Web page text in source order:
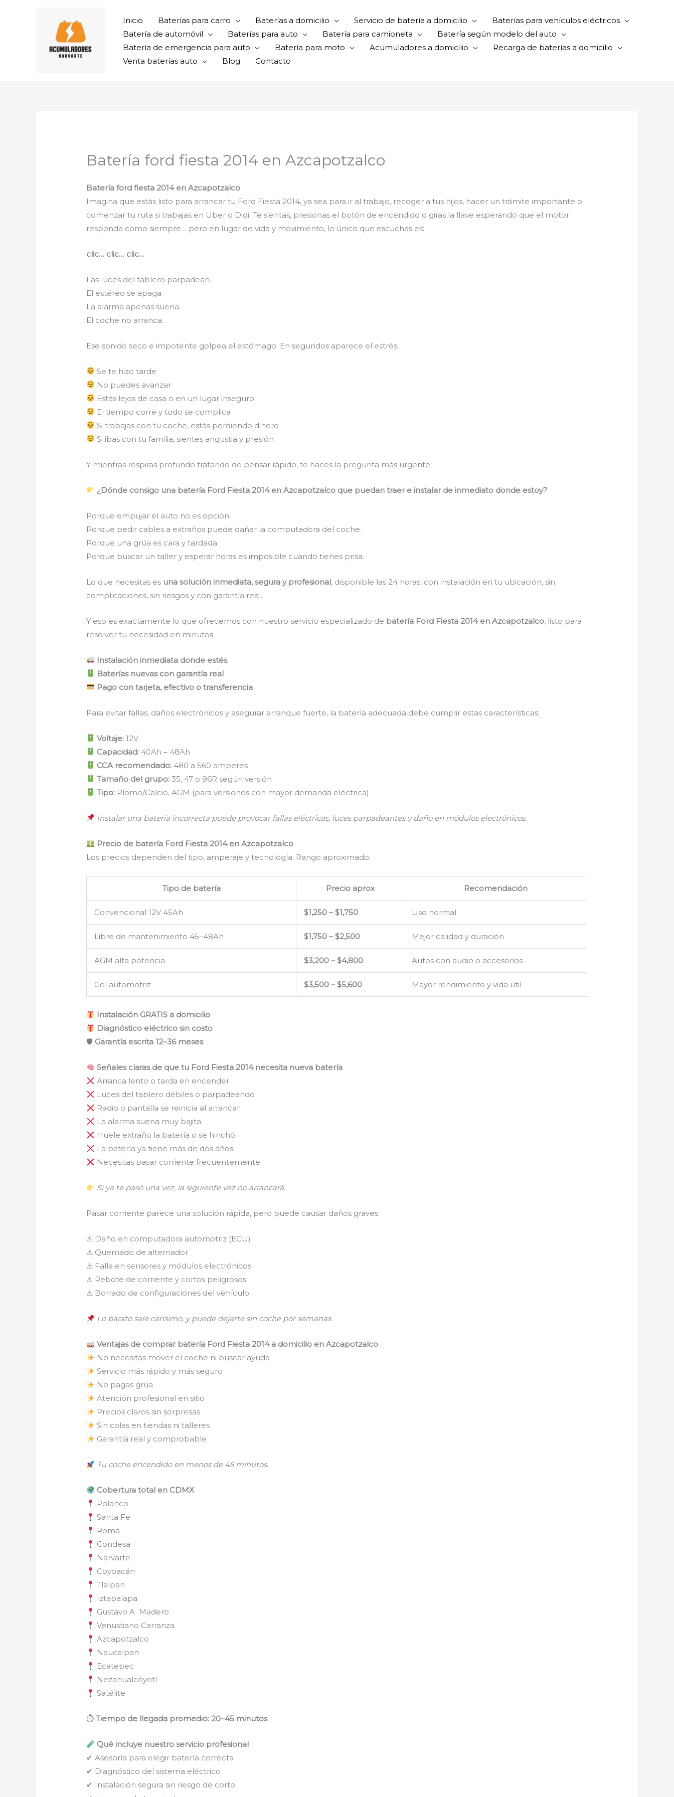
Inicio Baterías para carro Baterías a domicilio Servicio de batería a domicilio
Baterías para vehículos eléctricos
Batería de automóvil
Baterías para auto Batería para camioneta
Batería según modelo del auto
Batería de emergencia para auto
Batería para moto Acumuladores a domicilio
Recarga de baterías a domicilio
Venta baterías auto
Blog Contacto
Batería ford fiesta 2014 en Azcapotzalco
Batería ford fiesta 2014 en Azcapotzalco
Imagina que estás listo para arrancar tu Ford Fiesta 2014, ya sea para ir al trabajo, recoger a tus hijos, hacer un trámite importante o
comenzar tu ruta si trabajas en Uber o Didi. Te sientas, presionas el botón de encendido o giras la llave esperando que el motor
responda como siempre… pero en lugar de vida y movimiento, lo único que escuchas es:
clic… clic… clic…
Las luces del tablero parpadean.
El estéreo se apaga.
La alarma apenas suena.
El coche no arranca.
Ese sonido seco e impotente golpea el estómago. En segundos aparece el estrés:
Se te hizo tarde
No puedes avanzar
Estás lejos de casa o en un lugar inseguro
El tiempo corre y todo se complica
Si trabajas con tu coche, estás perdiendo dinero
Si ibas con tu familia, sientes angustia y presión
Y mientras respiras profundo tratando de pensar rápido, te haces la pregunta más urgente:
¿Dónde consigo una batería Ford Fiesta 2014 en Azcapotzalco que puedan traer e instalar de inmediato donde estoy?
Porque empujar el auto no es opción.
Porque pedir cables a extraños puede dañar la computadora del coche.
Porque una grúa es cara y tardada.
Porque buscar un taller y esperar horas es imposible cuando tienes prisa.
Lo que necesitas es una solución inmediata, segura y profesional, disponible las 24 horas, con instalación en tu ubicación, sin
complicaciones, sin riesgos y con garantía real.
Y eso es exactamente lo que ofrecemos con nuestro servicio especializado de batería Ford Fiesta 2014 en Azcapotzalco, listo para
resolver tu necesidad en minutos.
Instalación inmediata donde estés
Baterías nuevas con garantía real
Pago con tarjeta, efectivo o transferencia
Para evitar fallas, daños electrónicos y asegurar arranque fuerte, la batería adecuada debe cumplir estas características:
Voltaje: 12V
Capacidad: 40Ah – 48Ah
CCA recomendado: 480 a 560 amperes
Tamaño del grupo: 35, 47 o 96R según versión
Tipo: Plomo/Calcio, AGM (para versiones con mayor demanda eléctrica)
Instalar una batería incorrecta puede provocar fallas eléctricas, luces parpadeantes y daño en módulos electrónicos.
Precio de batería Ford Fiesta 2014 en Azcapotzalco
Los precios dependen del tipo, amperaje y tecnología. Rango aproximado:
Tipo de batería Precio aprox Recomendación
Convencional 12V 45Ah $1,250 – $1,750 Uso normal
Libre de mantenimiento 45–48Ah $1,750 – $2,500 Mejor calidad y duración
AGM alta potencia $3,200 – $4,800 Autos con audio o accesorios
Gel automotriz $3,500 – $5,600 Mayor rendimiento y vida útil
Instalación GRATIS a domicilio
Diagnóstico eléctrico sin costo
🛡 Garantía escrita 12–36 meses
Señales claras de que tu Ford Fiesta 2014 necesita nueva batería
Arranca lento o tarda en encender
Luces del tablero débiles o parpadeando
Radio o pantalla se reinicia al arrancar
La alarma suena muy bajita
Huele extraño la batería o se hinchó
La batería ya tiene más de dos años
Necesitas pasar corriente frecuentemente
Si ya te pasó una vez, la siguiente vez no arrancará.
Pasar corriente parece una solución rápida, pero puede causar daños graves:
⚠ Daño en computadora automotriz (ECU)
⚠ Quemado de alternador
⚠ Falla en sensores y módulos electrónicos
⚠ Rebote de corriente y cortos peligrosos
⚠ Borrado de configuraciones del vehículo
Lo barato sale carísimo, y puede dejarte sin coche por semanas.
Ventajas de comprar batería Ford Fiesta 2014 a domicilio en Azcapotzalco
No necesitas mover el coche ni buscar ayuda
Servicio más rápido y más seguro
No pagas grúa
Atención profesional en sitio
Precios claros sin sorpresas
Sin colas en tiendas ni talleres
Garantía real y comprobable
Tu coche encendido en menos de 45 minutos.
Cobertura total en CDMX
Polanco
Santa Fe
Roma
Condesa
Narvarte
Coyoacán
Tlalpan
Iztapalapa
Gustavo A. Madero
Venustiano Carranza
Azcapotzalco
Naucalpan
Ecatepec
Nezahualcóyotl
Satélite
⏱Tiempo de llegada promedio: 20–45 minutos
Qué incluye nuestro servicio profesional
✔ Asesoría para elegir batería correcta
✔ Diagnóstico del sistema eléctrico
✔ Instalación segura sin riesgo de corto